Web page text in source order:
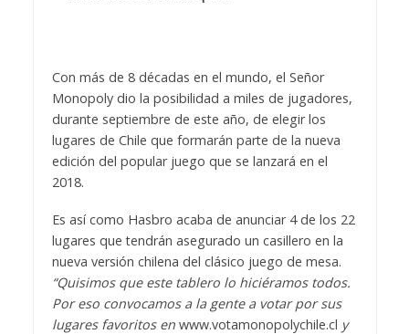
Con más de 8 décadas en el mundo, el Señor
Monopoly dio la posibilidad a miles de jugadores,
durante septiembre de este año, de elegir los
lugares de Chile que formarán parte de la nueva
edición del popular juego que se lanzará en el
2018.
Es así como Hasbro acaba de anunciar 4 de los 22
lugares que tendrán asegurado un casillero en la
nueva versión chilena del clásico juego de mesa.
“Quisimos que este tablero lo hiciéramos todos.
Por eso convocamos a la gente a votar por sus
lugares favoritos en www.votamonopolychile.cl y